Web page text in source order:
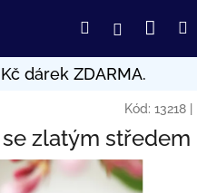
HledatPřihlášení
Kód: 13218
zlatým středem